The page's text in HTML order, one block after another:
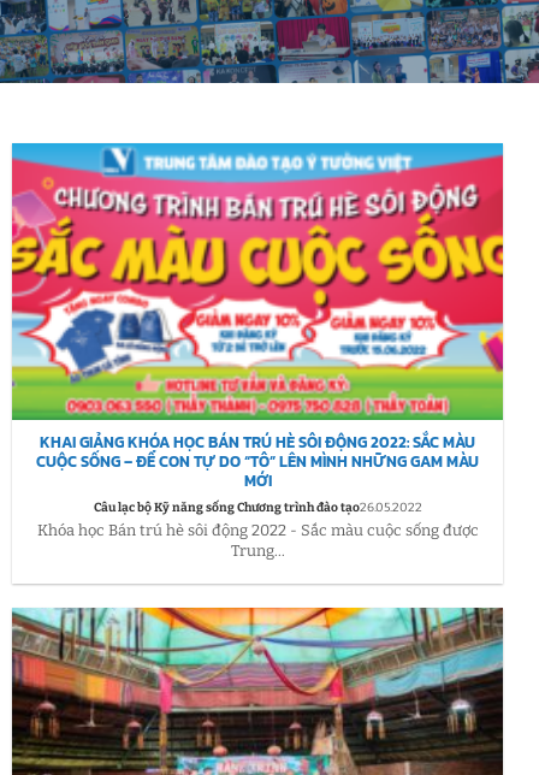
KHAI GIẢNG KHÓA HỌC BÁN TRÚ HÈ SÔI ĐỘNG 2022: SẮC MÀU
CUỘC SỐNG – ĐỂ CON TỰ DO “TÔ” LÊN MÌNH NHỮNG GAM MÀU
MỚI
Câu lạc bộ Kỹ năng sống Chương trình đào tạo26.05.2022
Khóa học Bán trú hè sôi động 2022 - Sắc màu cuộc sống được
Trung...